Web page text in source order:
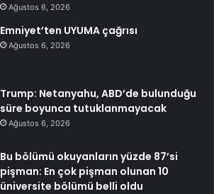
Ağustos 6, 2026
Emniyet’ten UYUMA çağrısı
Ağustos 6, 2026
Trump: Netanyahu, ABD’de bulunduğu
süre boyunca tutuklanmayacak
Ağustos 6, 2026
Bu bölümü okuyanların yüzde 87’si
pişman: En çok pişman olunan 10
üniversite bölümü belli oldu